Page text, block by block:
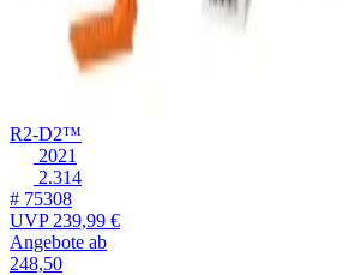
R2-D2™
2021
2.314
# 75308
UVP239,99 €
Angebote ab
248,50